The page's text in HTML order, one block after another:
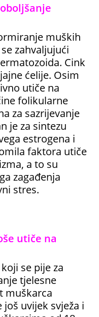
muških
zahvaljujući
Cink
ćelije. Osim
utiče na
folikularne
za sazrijevanje
je za sintezu
estrogena i
faktora utiče
a to su
zagađenja
stres.
utiče na
se pije za
tjelesne
muškarca
uvijek svježa i